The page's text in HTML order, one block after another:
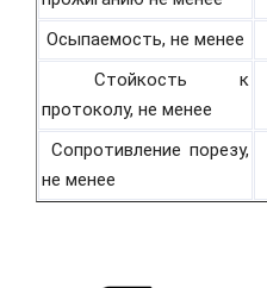
Осыпаемость, не менее
Стойкость к
протоколу, не менее
Сопротивление порезу,
не менее